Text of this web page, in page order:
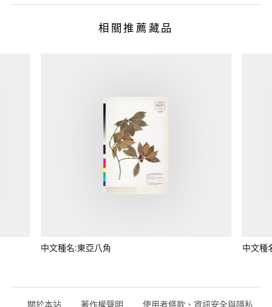
相關推薦藏品
中文種名:東亞八角 中文種
關於本站 著作權聲明 使用者條款、資訊安全與隱私